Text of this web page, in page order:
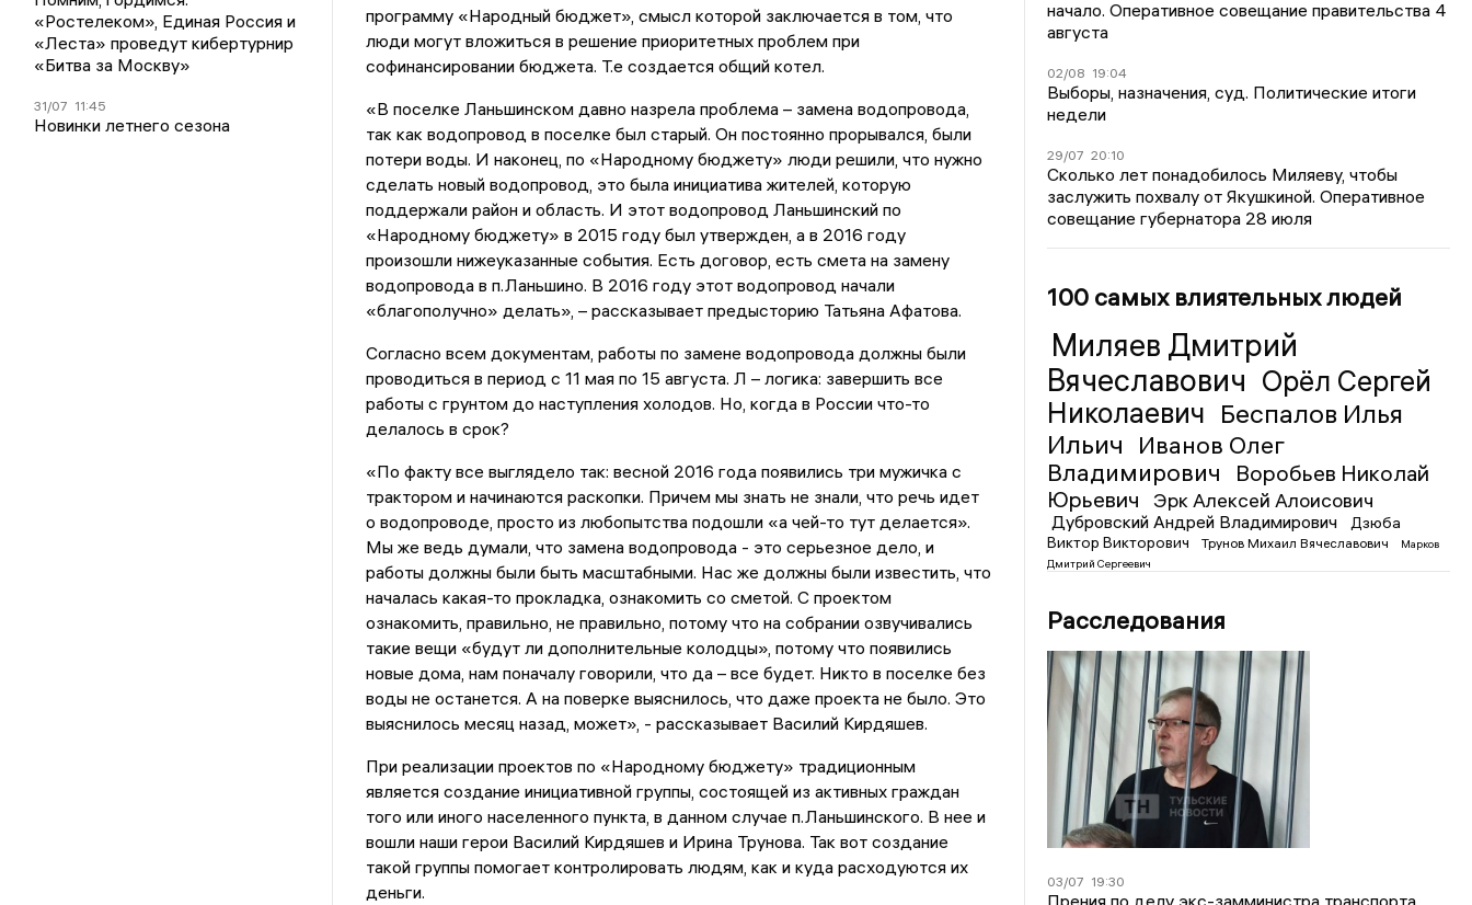
«Ростелеком», Единая Россия и
«Леста» проведут кибертурнир
«Битва за Москву»
31/07 11:45
Новинки летнего сезона
программу «Народный бюджет», смысл которой заключается в том, что
люди могут вложиться в решение приоритетных проблем при
софинансировании бюджета. Т.е создается общий котел.
«В поселке Ланьшинском давно назрела проблема – замена водопровода,
так как водопровод в поселке был старый. Он постоянно прорывался, были
потери воды. И наконец, по «Народному бюджету» люди решили, что нужно
сделать новый водопровод, это была инициатива жителей, которую
поддержали район и область. И этот водопровод Ланьшинский по
«Народному бюджету» в 2015 году был утвержден, а в 2016 году
произошли нижеуказанные события. Есть договор, есть смета на замену
водопровода в п.Ланьшино. В 2016 году этот водопровод начали
«благополучно» делать», – рассказывает предысторию Татьяна Афатова.
Согласно всем документам, работы по замене водопровода должны были
проводиться в период с 11 мая по 15 августа. Л – логика: завершить все
работы с грунтом до наступления холодов. Но, когда в России что-то
делалось в срок?
«По факту все выглядело так: весной 2016 года появились три мужичка с
трактором и начинаются раскопки. Причем мы знать не знали, что речь идет
о водопроводе, просто из любопытства подошли «а чей-то тут делается».
Мы же ведь думали, что замена водопровода - это серьезное дело, и
работы должны были быть масштабными. Нас же должны были известить, что
началась какая-то прокладка, ознакомить со сметой. С проектом
ознакомить, правильно, не правильно, потому что на собрании озвучивались
такие вещи «будут ли дополнительные колодцы», потому что появились
новые дома, нам поначалу говорили, что да – все будет. Никто в поселке без
воды не останется. А на поверке выяснилось, что даже проекта не было. Это
выяснилось месяц назад, может», - рассказывает Василий Кирдяшев.
При реализации проектов по «Народному бюджету» традиционным
является создание инициативной группы, состоящей из активных граждан
того или иного населенного пункта, в данном случае п.Ланьшинского. В нее и
вошли наши герои Василий Кирдяшев и Ирина Трунова. Так вот создание
такой группы помогает контролировать людям, как и куда расходуются их
деньги.
начало. Оперативное совещание правительства 4
августа
02/08 19:04
Выборы, назначения, суд. Политические итоги
недели
29/07 20:10
Сколько лет понадобилось Миляеву, чтобы
заслужить похвалу от Якушкиной. Оперативное
совещание губернатора 28 июля
100 самых влиятельных людей
Миляев Дмитрий
Вячеславович Орёл Сергей
Николаевич Беспалов Илья
Ильич
Иванов Олег
Владимирович
Воробьев Николай
Юрьевич
Эрк Алексей Алоисович
Дубровский Андрей Владимирович
Дзюба
Виктор Викторович
Трунов Михаил Вячеславович
Марков
Дмитрий Сергеевич
Расследования
03/07 19:30
Прения по делу экс-замминистра транспорта